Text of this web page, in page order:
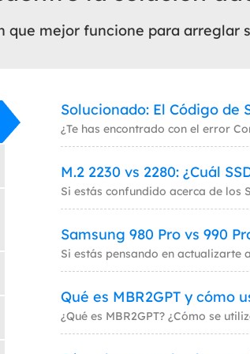
Exchange Recovery
Recuperar particiones eliminadas o
Email Recovery
MS SQL Recovery
Recuperar bases de datos MS SQL.
que mejor funcione para arreglar
M.2 2230 vs 2280: ¿Cuál
Samsung 980 Pro vs 990
Qué es MBR2GPT y cómo